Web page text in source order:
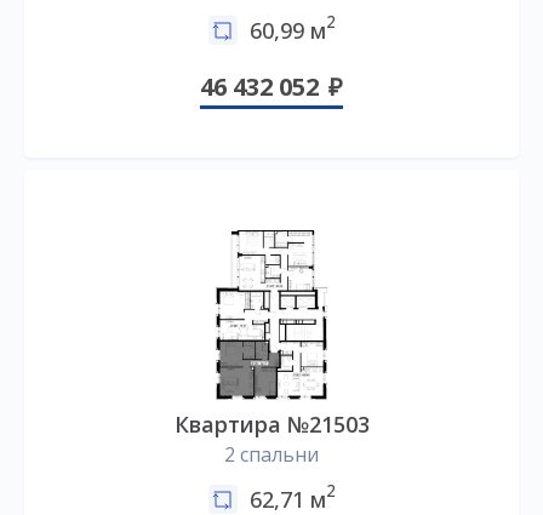
60,99 м2
46 432 052
Квартира №21503
2 спальни
62,71 м2